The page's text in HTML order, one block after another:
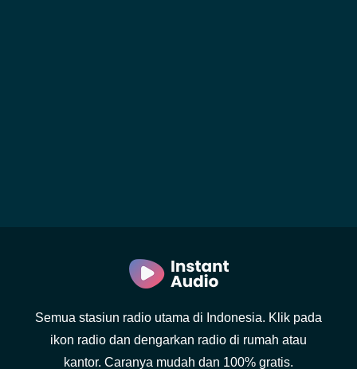
Semua stasiun radio utama di Indonesia. Klik pada
ikon radio dan dengarkan radio di rumah atau
kantor. Caranya mudah dan 100% gratis.